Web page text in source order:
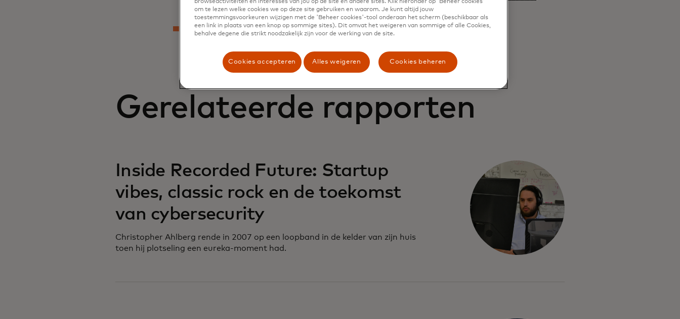
Indienen
Gerelateerde rapporten
Inside Recorded Future: Startup
vibes, classic rock en de toekomst
van cybersecurity
Christopher Ahlberg rende in 2007 op een loopband in de kelder van zijn huis
toen hij plotseling een eureka-moment had.
browseactiviteiten en interesses van jou op de site en andere sites. Klik hieronder op 'Beheer cookies'
om te lezen welke cookies we op deze site gebruiken en waarom. Je kunt altijd jouw
toestemmingsvoorkeuren wijzigen met de 'Beheer cookies'-tool onderaan het scherm (beschikbaar als
een link in plaats van een knop op sommige sites). Dit omvat het weigeren van sommige of alle Cookies,
behalve degene die strikt noodzakelijk zijn voor de werking van de site.
Cookies accepteren Alles weigeren Cookies beheren